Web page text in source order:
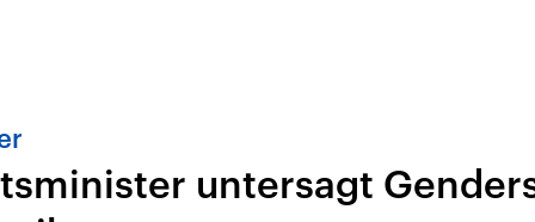
Nahostkonflikt
Iran
untersagt